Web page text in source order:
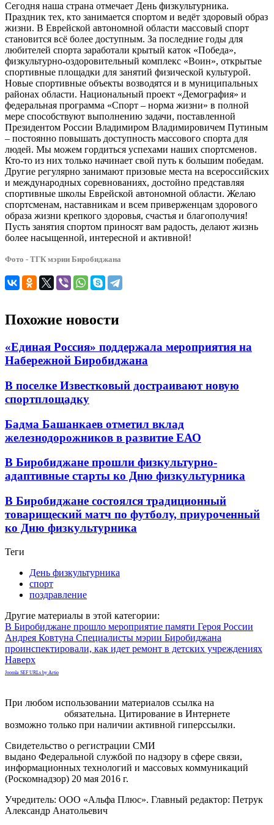
Сегодня наша страна отмечает День физкультурника.
Праздник тех, кто занимается спортом и ведёт здоровый образ
жизни. В Еврейской автономной области массовый спорт
становится всё более доступным. За последние годы для
любителей спорта заработали крытый каток «Победа»,
физкультурно-оздоровительный комплекс «Воин», открытые
спортивные площадки для занятий физической культурой.
Новые спортивные объекты возводятся и в муниципальных
районах области. Национальный проект «Демография» и
федеральная программа «Спорт – норма жизни» в полной
мере способствуют выполнению задачи, поставленной
Президентом России Владимиром Владимировичем Путиным
– постоянно повышать доступность массового спорта для
людей. Мы можем гордиться успехами наших спортсменов.
Кто-то из них только начинает свой путь к большим победам.
Другие регулярно занимают призовые места на всероссийских
и международных соревнованиях, достойно представляя
спортивные школы Еврейской автономной области. Желаю
спортсменам, наставникам и всем приверженцам здорового
образа жизни крепкого здоровья, счастья и благополучия!
Пусть занятия спортом приносят вам радость, делают жизнь
более насыщенной, интересной и активной!
Фото - ТГК мэрии Биробиджана
Похожие новости
«Единая Россия» поддержала мероприятия на
Набережной Биробиджана
В поселке Известковый достраивают новую
спортплощадку
Бадма Башанкаев отметил вклад
железнодорожников в развитие ЕАО
В Биробиджане прошли физкультурно-
адаптивные старты ко Дню физкультурника
В Биробиджане состоялся традиционный
товарищеский матч по футболу, приуроченный
ко Дню физкультурника
Теги
День физкультурника
спорт
поздравление
Другие материалы в этой категории:
В Биробиджане прошло мероприятие памяти Героя России
Андрея Ковтуна Специалисты мэрии Биробиджана
проинспектировали, как идет ремонт в детских учреждениях
Наверх
Joomla SEF URLs by Artio
При любом использовании материалов ссылка на
обязательна. Цитирование в Интернете
возможно только при наличии активной гиперссылки.
Свидетельство о регистрации СМИ
выдано Федеральной службой по надзору в сфере связи,
информационных технологий и массовых коммуникаций
(Роскомнадзор) 20 мая 2016 г.
Учредитель: ООО «Альфа Плюс». Главный редактор: Петрук
Александр Анатольевич